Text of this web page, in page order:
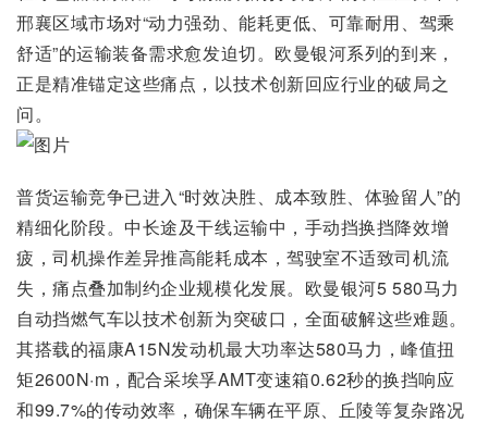
邢襄区域市场对“动力强劲、能耗更低、可靠耐用、驾乘
舒适”的运输装备需求愈发迫切。欧曼银河系列的到来，
正是精准锚定这些痛点，以技术创新回应行业的破局之
问。
普货运输竞争已进入“时效决胜、成本致胜、体验留人”的
精细化阶段。中长途及干线运输中，手动挡换挡降效增
疲，司机操作差异推高能耗成本，驾驶室不适致司机流
失，痛点叠加制约企业规模化发展。欧曼银河5 580马力
自动挡燃气车以技术创新为突破口，全面破解这些难题。
其搭载的福康A15N发动机最大功率达580马力，峰值扭
矩2600N·m，配合采埃孚AMT变速箱0.62秒的换挡响应
和99.7%的传动效率，确保车辆在平原、丘陵等复杂路况